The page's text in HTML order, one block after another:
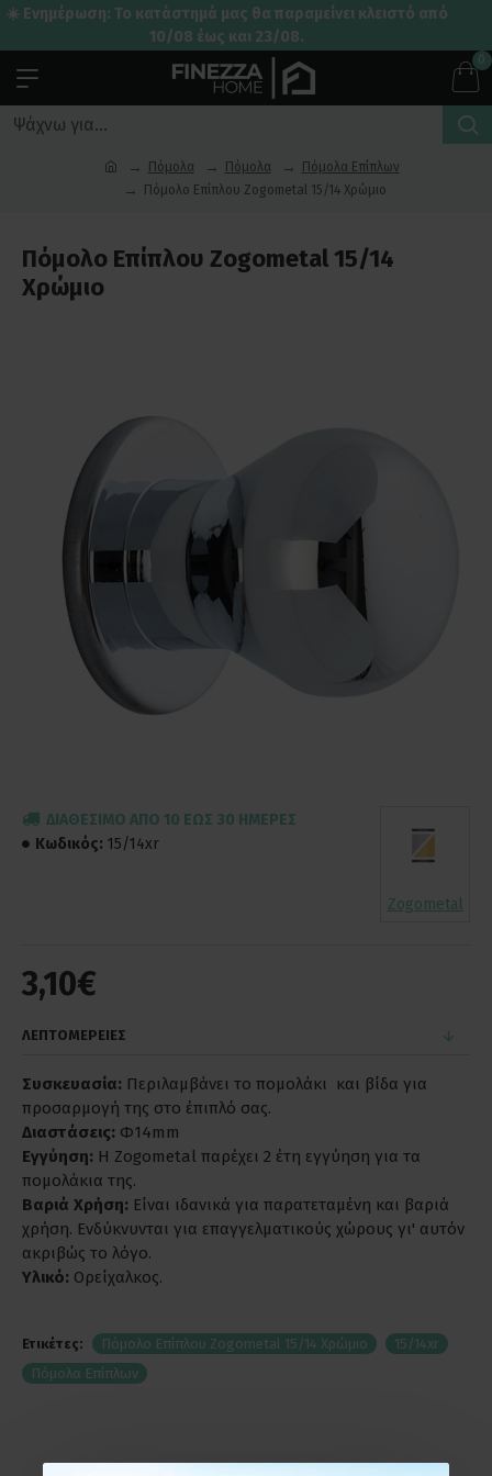
☀️ Ενημέρωση: Το κατάστημά μας θα παραμείνει κλειστό από
10/08 έως και 23/08.
0
Πόμολα Πόμολα
Πόμολα Επίπλων
Πόμολο Επίπλου Zogometal 15/14 Χρώμιο
Πόμολο Επίπλου Zogometal 15/14
Χρώμιο
3,10€
ΔΙΑΘΈΣΙΜΟ ΑΠΌ 10 ΈΩΣ 30 ΗΜΈΡΕΣ
Κωδικός: 15/14xr
Zogometal
ΛΕΠΤΟΜΕΡΕΙΕΣ
Συσκευασία: Περιλαμβάνει το πομολάκι και βίδα για
προσαρμογή της στο έπιπλό σας.
Διαστάσεις: Φ14mm
Εγγύηση: Η Zogometal παρέχει 2 έτη εγγύηση για τα
πομολάκια της.
Βαριά Χρήση: Είναι ιδανικά για παρατεταμένη και βαριά
χρήση. Ενδύκνυνται για επαγγελματικούς χώρους γι' αυτόν
ακριβώς το λόγο.
Υλικό: Ορείχαλκος.
Ετικέτες: Πόμολο Επίπλου Zogometal 15/14 Χρώμιο
15/14xr
Πόμολα Επίπλων